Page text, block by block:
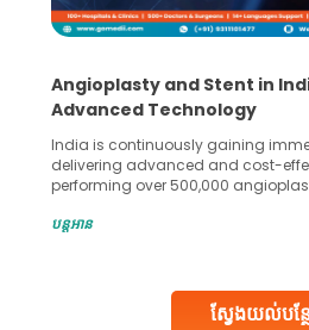
ស្វែងយល់បន្ថ
Angioplasty and Stent in
Advanced Technology
India is continuously gaining
delivering advanced and cost-
performing over 500,000
globe are searching for treatments
Studies, such as one published
បន្តអាន